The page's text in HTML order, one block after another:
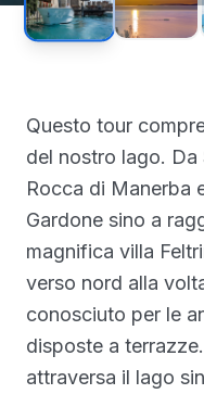
Questo tour
del nostro lago. Da
Rocca di Manerba
Gardone sino a
magnifica villa
verso nord alla
conosciuto per le
disposte a
attraversa il lago